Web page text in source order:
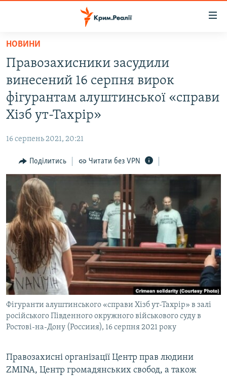
Перейти
основного
матеріалу
Перейти
до
основної
Перейти
пошуку
ВОДА.КРИМ
ВІДЕО ТА ФОТО
ПОЛІТИКА
ПОГЛЯД
ІНТЕРВ'Ю
ВСЕ ЗА ДЕНЬ
СПЕЦПРОЕКТИ
ДЕПОРТАЦІЯ
ВІДЕОУРОКИ «ELIFBE»
СВІДЧЕННЯ ОКУПАЦІЇ
УКРАЇНСЬКА ПРОБЛЕМА КРИМУ
ІНФОГРАФІКА
ЯК ОБІЙТИ БЛОКУВАННЯ
Русский
Qırımtatar
ДОЛУЧАЙСЯ!
НОВИНИ
Правозахисники засудили
винесений 16 серпня вирок
фігурантам алуштинської «справи
Хізб ут-Тахрір»
16 серпень 2021, 20:21
Поділитись Читати без VPN
Фігуранти алуштинського «справи Хізб ут-Тахрір» в залі
російського Південного окружного військового суду в
Ростові-на-Дону (Россиия), 16 серпня 2021 року
Правозахисні організації Центр прав людини
ZMINA, Центр громадянських свобод, а також